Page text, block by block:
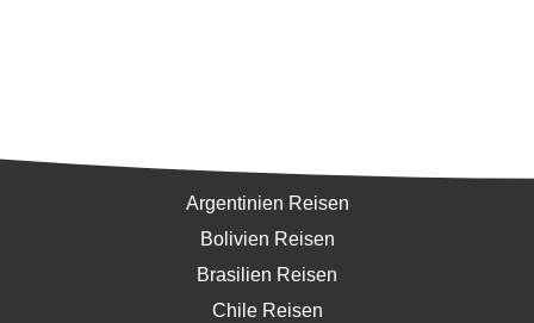
Argentinien Reisen
Bolivien Reisen
Brasilien Reisen
Chile Reisen